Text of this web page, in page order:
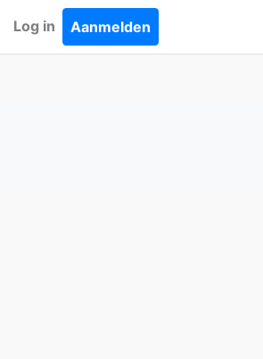
Log in Aanmelden